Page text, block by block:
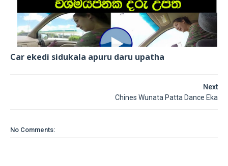
Car ekedi sidukala apuru daru upatha
Next
Chines Wunata Patta Dance Eka
No Comments: